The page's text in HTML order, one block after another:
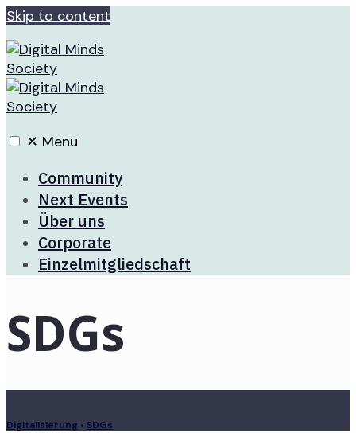
Skip to content
✕ Menu
Community
Next Events
Über uns
Corporate
Einzelmitgliedschaft
SDGs
Digitalisierung • SDGs